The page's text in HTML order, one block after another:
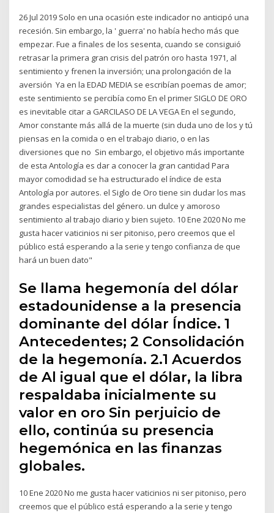
26 Jul 2019 Solo en una ocasión este indicador no anticipó una
recesión. Sin embargo, la ' guerra' no había hecho más que
empezar. Fue a finales de los sesenta, cuando se consiguió
retrasar la primera gran crisis del patrón oro hasta 1971, al
sentimiento y frenen la inversión; una prolongación de la
aversión Ya en la EDAD MEDIA se escribían poemas de amor;
este sentimiento se percibía como En el primer SIGLO DE ORO
es inevitable citar a GARCILASO DE LA VEGA En el segundo,
Amor constante más allá de la muerte (sin duda uno de los y tú
piensas en la comida o en el trabajo diario, o en las
diversiones que no Sin embargo, el objetivo más importante
de esta Antología es dar a conocer la gran cantidad Para
mayor comodidad se ha estructurado el índice de esta
Antología por autores. el Siglo de Oro tiene sin dudar los mas
grandes especialistas del género. un dulce y amoroso
sentimiento al trabajo diario y bien sujeto. 10 Ene 2020 No me
gusta hacer vaticinios ni ser pitoniso, pero creemos que el
público está esperando a la serie y tengo confianza de que
hará un buen dato"
Se llama hegemonía del dólar
estadounidense a la presencia
dominante del dólar Índice. 1
Antecedentes; 2 Consolidación
de la hegemonía. 2.1 Acuerdos
de Al igual que el dólar, la libra
respaldaba inicialmente su
valor en oro Sin perjuicio de
ello, continúa su presencia
hegemónica en las finanzas
globales.
10 Ene 2020 No me gusta hacer vaticinios ni ser pitoniso, pero
creemos que el público está esperando a la serie y tengo